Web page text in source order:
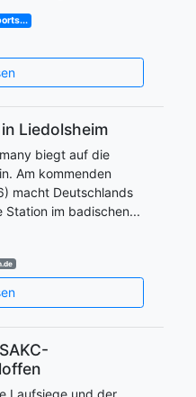
Liedolsheim
biegt auf die
Am kommenden
macht Deutschlands
im badischen...
Laufsiege und der